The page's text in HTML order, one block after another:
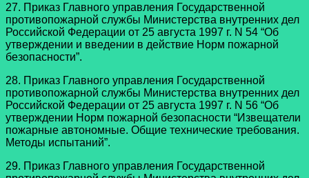
27. Приказ Главного управления Государственной
противопожарной службы Министерства внутренних дел
Российской Федерации от 25 августа 1997 г. N 54 “Об
утверждении и введении в действие Норм пожарной
безопасности”.
28. Приказ Главного управления Государственной
противопожарной службы Министерства внутренних дел
Российской Федерации от 25 августа 1997 г. N 56 “Об
утверждении Норм пожарной безопасности “Извещатели
пожарные автономные. Общие технические требования.
Методы испытаний”.
29. Приказ Главного управления Государственной